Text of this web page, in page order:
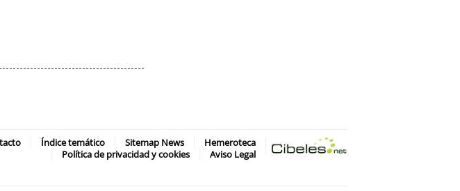
Índice temático Sitemap News
Hemeroteca
Política de privacidad y cookies
Aviso Legal